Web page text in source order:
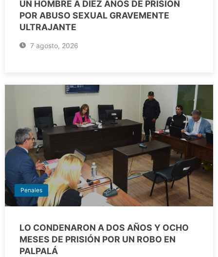
UN HOMBRE A DIEZ AÑOS DE PRISIÓN
POR ABUSO SEXUAL GRAVEMENTE
ULTRAJANTE
7 agosto, 2026
Penales
LO CONDENARON A DOS AÑOS Y OCHO
MESES DE PRISIÓN POR UN ROBO EN
PALPALÁ